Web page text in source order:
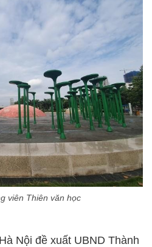
viên Thiên văn học
Nội đề xuất UBND Thành